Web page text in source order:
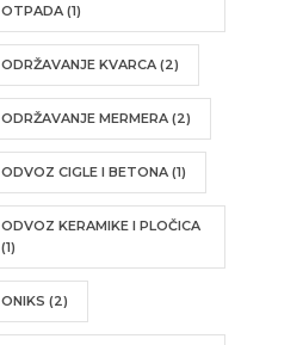
OTPADA (1)
ODRŽAVANJE KVARCA (2)
ODRŽAVANJE MERMERA (2)
ODVOZ CIGLE I BETONA (1)
ODVOZ KERAMIKE I PLOČICA
(1)
ONIKS (2)